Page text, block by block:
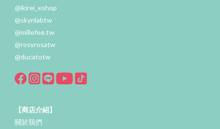
@ikirei_eshop
@skynlabtw
@millefee.tw
@rosyrosatw
@ducatotw
【商店介紹】
關於我們